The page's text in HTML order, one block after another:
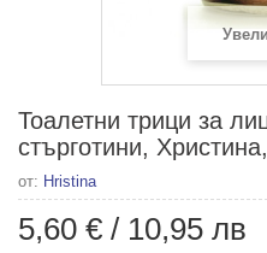
Тоалетни трици за
стърготини,
от: Hristina
5,60 € / 10,95 лв